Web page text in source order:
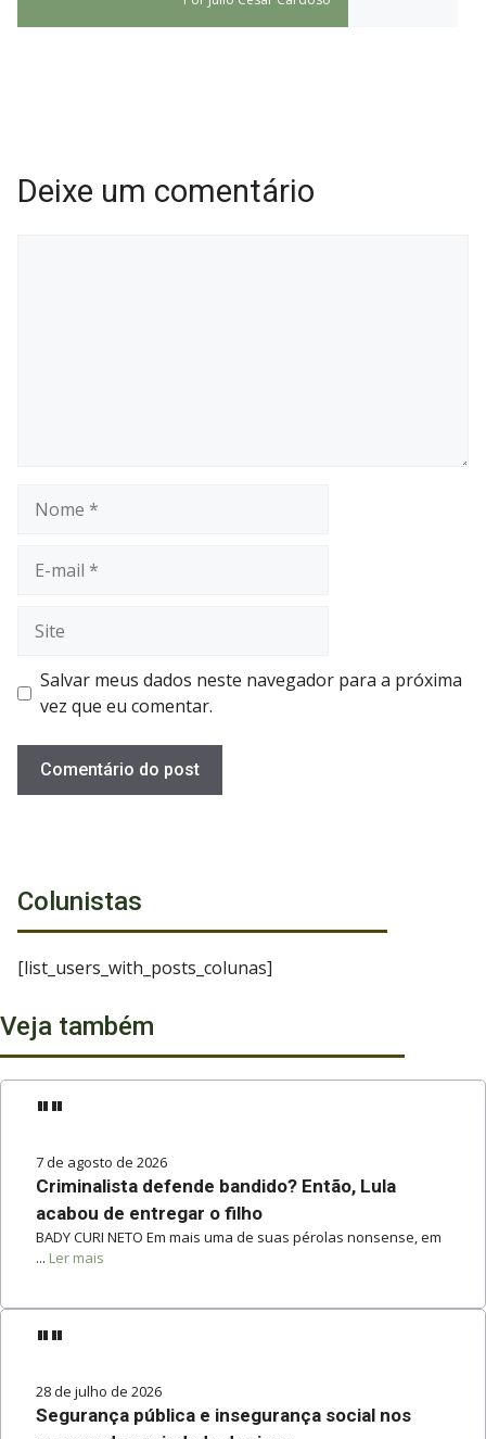
Deixe um comentário
mail
Salvar meus dados neste navegador para a próxima
vez que eu comentar.
Colunistas
[list_users_with_posts_colunas]
Veja também
""
7 de agosto de 2026
Criminalista defende bandido? Então, Lula
acabou de entregar o filho
BADY CURI NETO Em mais uma de suas pérolas nonsense, em
... Ler mais
""
28 de julho de 2026
Segurança pública e insegurança social nos